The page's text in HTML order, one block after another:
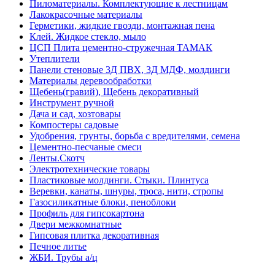
Пиломатериалы. Комплектующие к лестницам
Лакокрасочные материалы
Герметики, жидкие гвозди, монтажная пена
Клей. Жидкое стекло, мыло
ЦСП Плита цементно-стружечная ТАМАК
Утеплители
Панели стеновые 3Д ПВХ, 3Д МДФ, молдинги
Материалы деревообработки
Щебень(гравий), Щебень декоративный
Инструмент ручной
Дача и сад, хозтовары
Компостеры садовые
Удобрения, грунты, борьба с вредителями, семена
Цементно-песчаные смеси
Ленты.Скотч
Электротехнические товары
Пластиковые молдинги. Стыки. Плинтуса
Веревки, канаты, шнуры, троса, нити, стропы
Газосиликатные блоки, пеноблоки
Профиль для гипсокартона
Двери межкомнатные
Гипсовая плитка декоративная
Печное литье
ЖБИ. Трубы а/ц